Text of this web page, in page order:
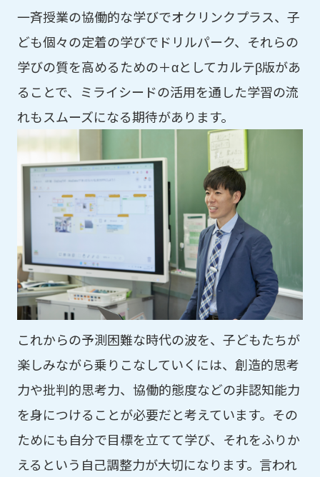
一斉授業の協働的な学びでオクリンクプラス、子
ども個々の定着の学びでドリルパーク、それらの
学びの質を高めるための＋αとしてカルテβ版があ
ることで、ミライシードの活用を通した学習の流
れもスムーズになる期待があります。
これからの予測困難な時代の波を、子どもたちが
楽しみながら乗りこなしていくには、創造的思考
力や批判的思考力、協働的態度などの非認知能力
を身につけることが必要だと考えています。その
ためにも自分で目標を立てて学び、それをふりか
えるという自己調整力が大切になります。言われ